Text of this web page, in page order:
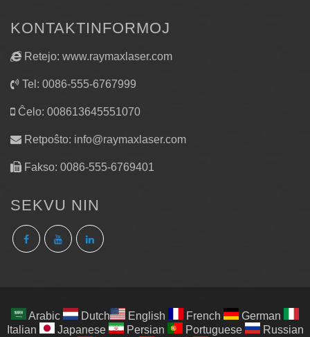
KONTAKTINFORMOJ
Retejo: www.raymaxlaser.com
Tel: 0086-555-6767999
Ĉelo: 008613645551070
Retpoŝto: info@raymaxlaser.com
Fakso: 0086-555-6769401
SEKVU NIN
Arabic Dutch English French
German
Italian
Japanese Persian Portuguese
Russian